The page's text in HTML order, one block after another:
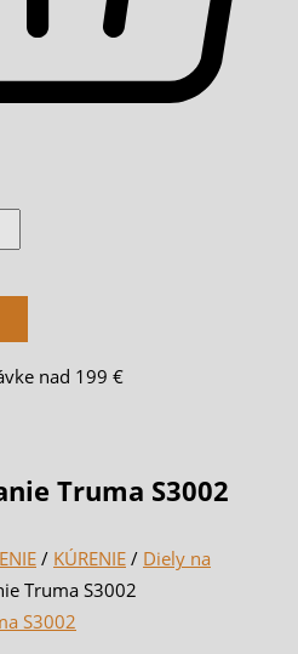
nad 199 €
Truma S3002
/ KÚRENIE / Diely na
Truma S3002